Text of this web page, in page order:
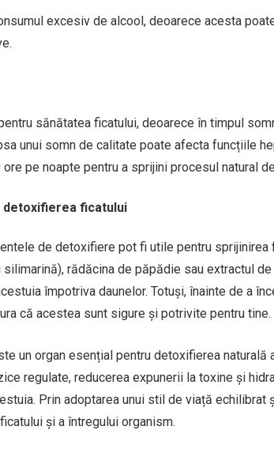
excesiv de alcool, deoarece acesta
sănătatea ficatului, deoarece în timpul
unui somn de calitate poate afecta funcțiile
pe noapte pentru a sprijini procesul natural
detoxifierea ficatului
de detoxifiere pot fi utile pentru
silimarină), rădăcina de păpădie sau extractul
împotriva daunelor. Totuși, înainte de a
că acestea sunt sigure și potrivite pentru tine.
un organ esențial pentru detoxifierea
regulate, reducerea expunerii la toxine și
Prin adoptarea unui stil de viață echilibrat
și a întregului organism.